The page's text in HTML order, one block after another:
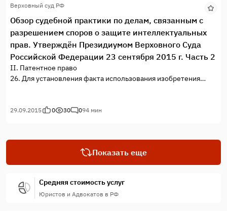
Верховный суд РФ
Обзор судебной практики по делам, связанным с
разрешением споров о защите интеллектуальных
прав. Утверждён Президиумом Верховного Суда
Российской Федерации 23 сентября 2015 г. Часть 2
II. Патентное право
26. Для установления факта использования изобретения
независимом пункте содержащейся в патенте формулы
прекращение правовой охраны технического или
художественно-конструкторского решения и его переход в
общественное достояние в период до окончания
С момента досрочного прекращения действия патента
прекращается и обязанность работодателя по выплате
29.09.2015 0 30 094 мин
Показать еще
Средняя стоимость услуг
Юристов и Адвокатов в РФ